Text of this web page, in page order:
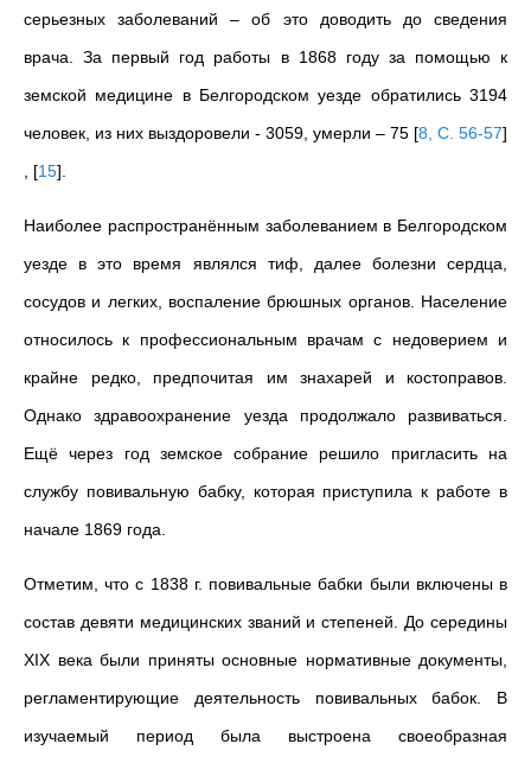
серьезных заболеваний – об это доводить до сведения
врача. За первый год работы в 1868 году за помощью к
земской медицине в Белгородском уезде обратились 3194
человек, из них выздоровели - 3059, умерли – 75 [8, С. 56-57]
[15]
Наиболее распространённым заболеванием в Белгородском
уезде в это время являлся тиф, далее болезни сердца,
сосудов и легких, воспаление брюшных органов. Население
относилось к профессиональным врачам с недоверием и
крайне редко, предпочитая им знахарей и костоправов.
Однако здравоохранение уезда продолжало развиваться.
Ещё через год земское собрание решило пригласить на
службу повивальную бабку, которая приступила к работе в
начале 1869 года.
Отметим, что с 1838 г. повивальные бабки были включены в
состав девяти медицинских званий и степеней.
До середины
XIX века были приняты основные нормативные документы,
регламентирующие деятельность повивальных бабок. В
изучаемый период была выстроена своеобразная